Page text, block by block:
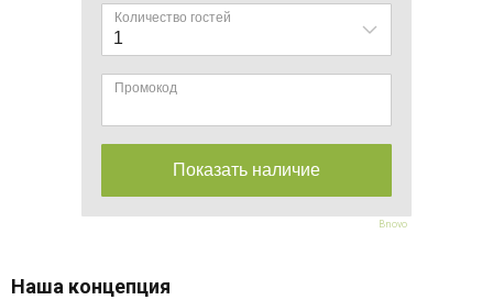
Bnovo
Наша концепция